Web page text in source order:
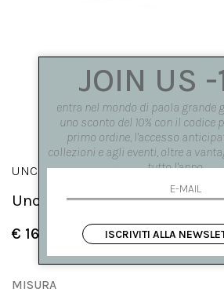
UNCINI
Uncino con cristallo verde
€ 163.00
MISURA
JOIN US -
entra nel mondo di paola grande
uno sconto del 10% con il codice
primo ordine, l'accesso
collezioni e agli eventi, oltre a
tutto l'anno.
ISCRIVITI ALLA